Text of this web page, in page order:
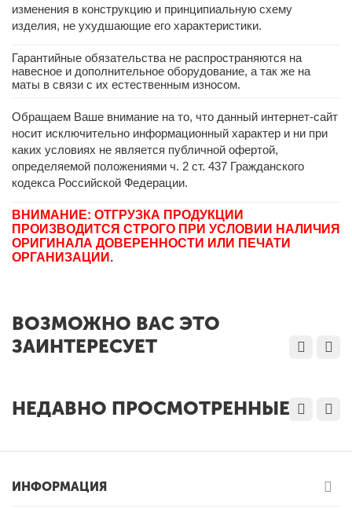
изменения в конструкцию и принципиальную схему
изделия, не ухудшающие его характеристики.
Гарантийные обязательства не распространяются на
навесное и дополнительное оборудование, а так же на
маты в связи с их естественным износом.
Обращаем Ваше внимание на то, что данный интернет-сайт
носит исключительно информационный характер и ни при
каких условиях не является публичной офертой,
определяемой положениями ч. 2 ст. 437 Гражданского
кодекса Российской Федерации.
ВНИМАНИЕ: ОТГРУЗКА ПРОДУКЦИИ
ПРОИЗВОДИТСЯ СТРОГО ПРИ УСЛОВИИ НАЛИЧИЯ
ОРИГИНАЛА ДОВЕРЕННОСТИ ИЛИ ПЕЧАТИ
ОРГАНИЗАЦИИ.
ВОЗМОЖНО ВАС ЭТО
ЗАИНТЕРЕСУЕТ
НЕДАВНО ПРОСМОТРЕННЫЕ
ИНФОРМАЦИЯ